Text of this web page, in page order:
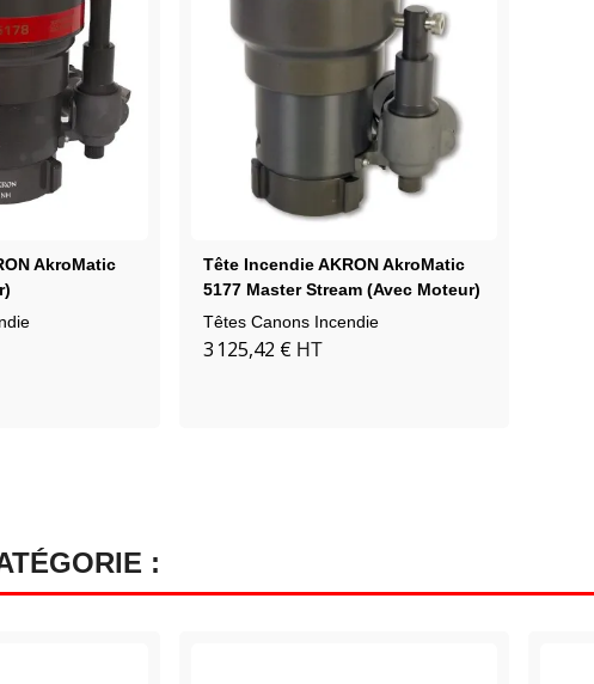
AkroMatic
Tête Incendie AKRON AkroMatic
5177 Master Stream (avec Moteur)
Têtes Canons Incendie
3 125,42 € HT
: